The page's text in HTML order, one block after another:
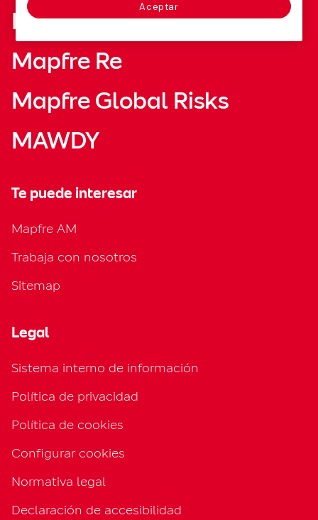
Fundación Mapfre
Mapfre Re
Mapfre Global Risks
MAWDY
Te puede interesar
Mapfre AM
Trabaja con nosotros
Sitemap
Legal
Sistema interno de información
Política de privacidad
Política de cookies
Configurar cookies
Normativa legal
Declaración de accesibilidad
Aceptar